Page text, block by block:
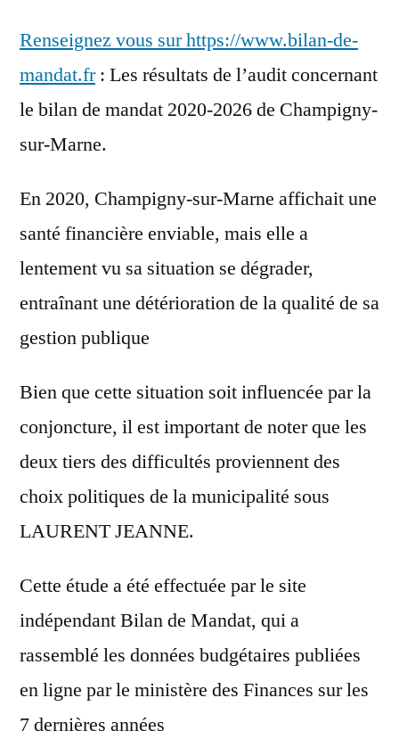
Renseignez vous sur https://www.bilan-de-
mandat.fr: Les résultats de l’audit concernant
le bilan de mandat 2020-2026 de Champigny-
sur-Marne.
En 2020, Champigny-sur-Marne affichait une
santé financière enviable, mais elle a
lentement vu sa situation se dégrader,
entraînant une détérioration de la qualité de sa
gestion publique
Bien que cette situation soit influencée par la
conjoncture, il est important de noter que les
deux tiers des difficultés proviennent des
choix politiques de la municipalité sous
LAURENT JEANNE.
Cette étude a été effectuée par le site
indépendant Bilan de Mandat, qui a
rassemblé les données budgétaires publiées
en ligne par le ministère des Finances sur les
7 dernières années